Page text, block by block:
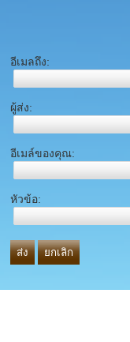
อีเมลถึง:
ผู้ส่ง:
อีเมล์ของคุณ:
หัวข้อ:
ส่ง ยกเลิก